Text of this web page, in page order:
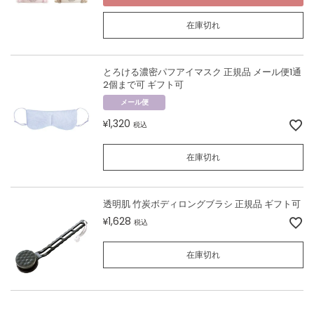
在庫切れ
とろける濃密パフアイマスク 正規品 メール便1通
2個まで可 ギフト可
メール便
¥1,320 税込
在庫切れ
透明肌 竹炭ボディロングブラシ 正規品 ギフト可
¥1,628 税込
在庫切れ